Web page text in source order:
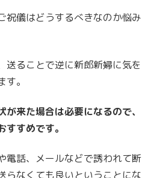
祝儀はどうするべきなのか悩み
送ることで逆に新郎新婦に気を
。
来た場合は必要になるので、
すめです。
電話、メールなどで誘われて断
らなくても良いということにな